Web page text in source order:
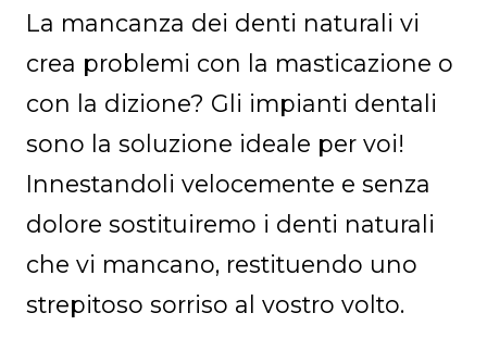
La mancanza dei denti naturali vi
crea problemi con la masticazione o
con la dizione? Gli impianti dentali
sono la soluzione ideale per voi!
Innestandoli velocemente e senza
dolore sostituiremo i denti naturali
che vi mancano, restituendo uno
strepitoso sorriso al vostro volto.